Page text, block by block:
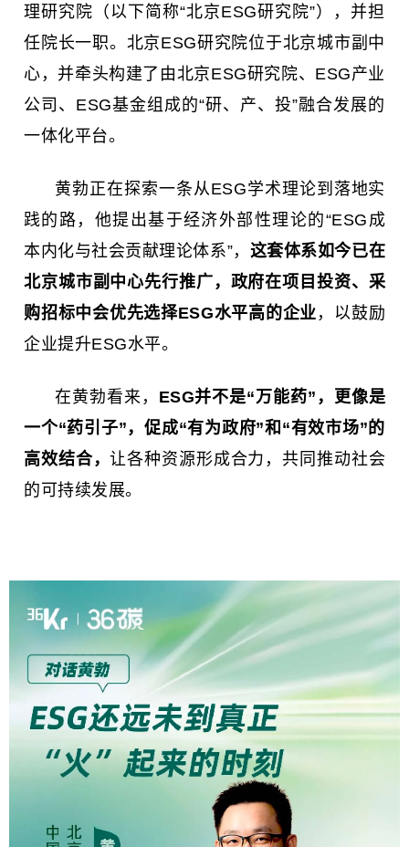
理研究院（以下简称“北京ESG研究院”），并担
任院长一职。北京ESG研究院位于北京城市副中
心，并牵头构建了由北京ESG研究院、ESG产业
公司、ESG基金组成的“研、产、投”融合发展的
一体化平台。
黄勃正在探索一条从ESG学术理论到落地实
践的路，他提出基于经济外部性理论的“ESG成
本内化与社会贡献理论体系”， 这套体系如今已在
北京城市副中心先行推广，政府在项目投资、采
购招标中会优先选择ESG水平高的企业 ，以鼓励
企业提升ESG水平。
在黄勃看来， ESG并不是“万能药”，更像是
一个“药引子”，促成“有为政府”和“有效市场”的
高效结合，让各种资源形成合力，共同推动社会
的可持续发展。